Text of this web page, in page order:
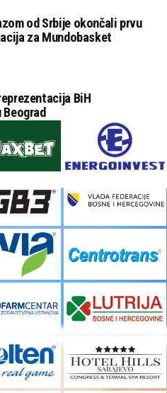
od Srbije okončali prvu
za Mundobasket
BiH